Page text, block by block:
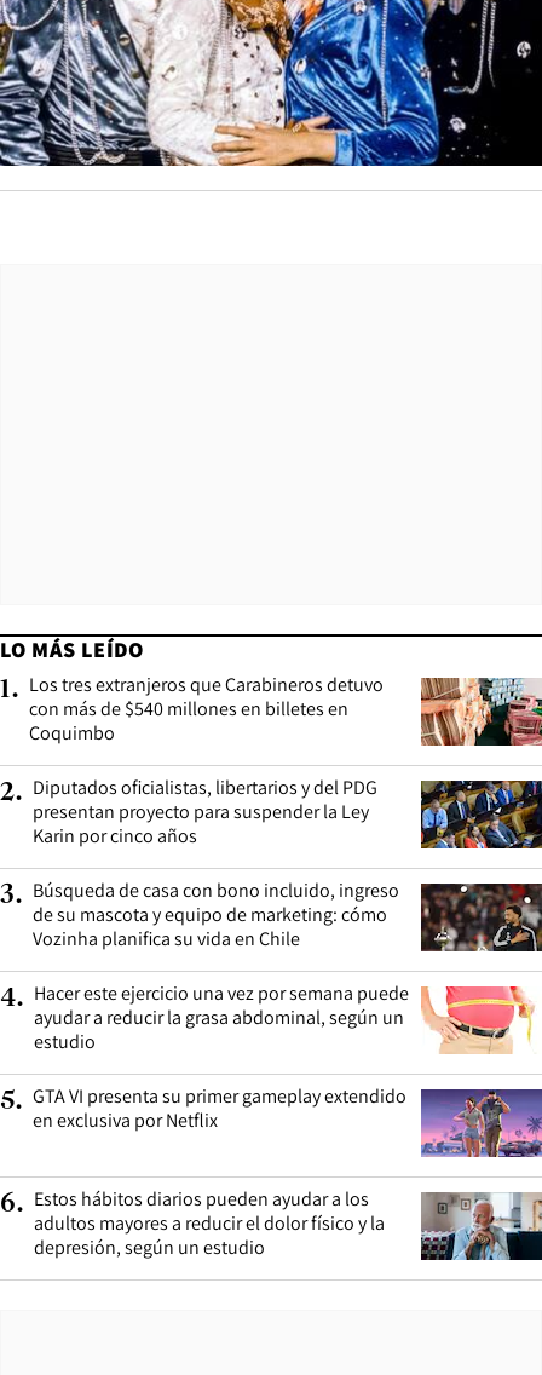
LO MÁS LEÍDO
1. Los tres extranjeros que Carabineros detuvo
con más de $540 millones en billetes en
Coquimbo
2. Diputados oficialistas, libertarios y del PDG
presentan proyecto para suspender la Ley
Karin por cinco años
3. Búsqueda de casa con bono incluido, ingreso
de su mascota y equipo de marketing: cómo
Vozinha planifica su vida en Chile
4. Hacer este ejercicio una vez por semana puede
ayudar a reducir la grasa abdominal, según un
estudio
5. GTA VI presenta su primer gameplay extendido
en exclusiva por Netflix
6. Estos hábitos diarios pueden ayudar a los
adultos mayores a reducir el dolor físico y la
depresión, según un estudio